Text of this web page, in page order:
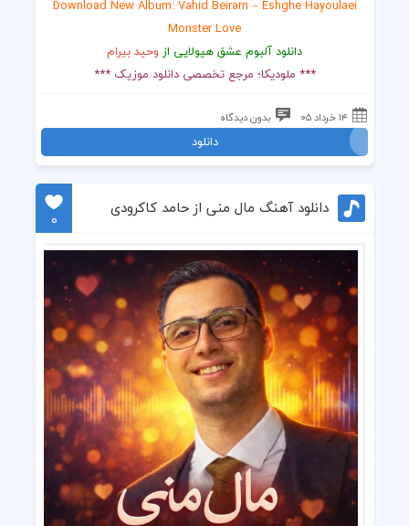
Download New Album: Vahid Beiram – Eshghe Hayoulaei
Monster Love
دانلود آلبوم عشق هیولایی از وحید بیرام
*** ملودیکا؛ مرجع تخصصی دانلود موزیک ***
۱۴ خرداد ۰۵ بدون دیدگاه
دانلود
دانلود آهنگ مال منی از حامد کاکرودی
0